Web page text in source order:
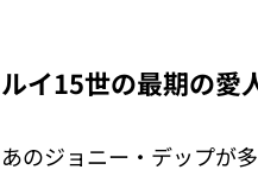
ルイ15世の最期の愛
あのジョニー・デップが